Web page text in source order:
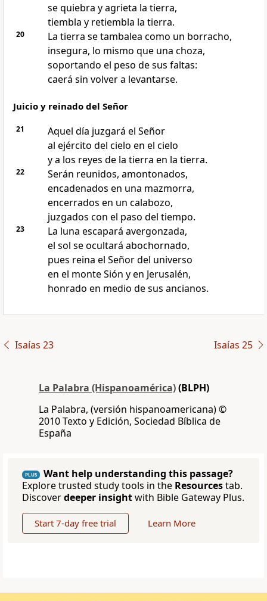
se quiebra y agrieta la tierra,
tiembla y retiembla la tierra.
20
La tierra se tambalea como un borracho,
insegura, lo mismo que una choza,
soportando el peso de sus faltas:
caerá sin volver a levantarse.
Juicio y reinado del Señor
21
Aquel día juzgará el Señor
al ejército del cielo en el cielo
y a los reyes de la tierra en la tierra.
22
Serán reunidos, amontonados,
encadenados en una mazmorra,
encerrados en un calabozo,
juzgados con el paso del tiempo.
23
La luna escapará avergonzada,
el sol se ocultará abochornado,
pues reina el Señor del universo
en el monte Sión y en Jerusalén,
honrado en medio de sus ancianos.
Isaías 23 Isaías 25
La Palabra (Hispanoamérica)(BLPH)
La Palabra, (versión hispanoamericana) ©
2010 Texto y Edición, Sociedad Bíblica de
España
PLUS
Want help understanding this passage?
Explore trusted study tools in the Resourcestab.
Discoverdeeper insightwith Bible Gateway Plus.
Start 7-day free trial Learn More